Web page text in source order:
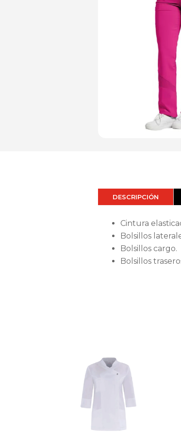
DESCRIPCIÓN
Cintura
Bolsillos
Bolsillos cargo.
Bolsillos